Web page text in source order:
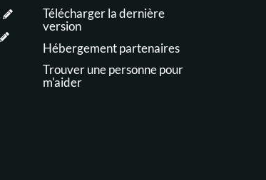
Télécharger la dernière
version
Hébergement partenaires
Trouver une personne pour
m'aider